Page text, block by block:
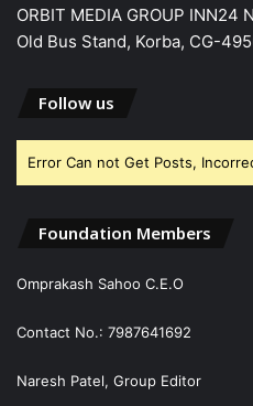
ORBIT MEDIA GROUP INN24
Old Bus Stand, Korba, CG-
Follow us
Error Can not Get Posts,
Foundation Members
Omprakash Sahoo C.E.O
Contact No.: 7987641692
Naresh Patel, Group Editor